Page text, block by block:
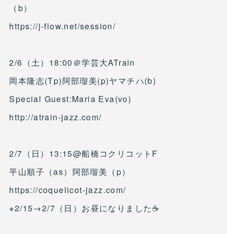
（b）
https://j-flow.net/session/
2/6（土）18:00＠学芸大ATrain
岡本隆志(Tp)阿部瑠美(p)ヤマチハ(b)
Special Guest:Maria Eva(vo)
http://atrain-jazz.com/
2/7（日）13:15@船橋コクリコットF
平山順子（as）阿部瑠美（p）
https://coquelicot-jazz.com/
※2/15→2/7（日）お昼になりました☕️